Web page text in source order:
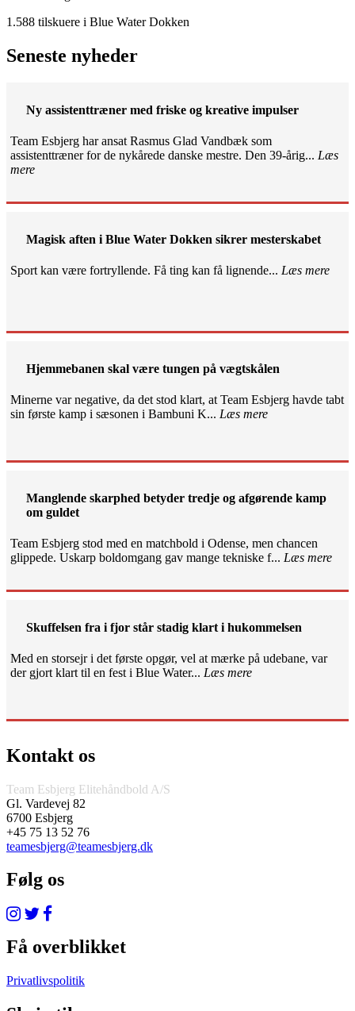
1.588 tilskuere i Blue Water Dokken
Seneste nyheder
Ny assistenttræner med friske og kreative impulser
Team Esbjerg har ansat Rasmus Glad Vandbæk som
assistenttræner for de nykårede danske mestre. Den 39-årig... Læs
mere
Magisk aften i Blue Water Dokken sikrer mesterskabet
Sport kan være fortryllende. Få ting kan få lignende... Læs mere
Hjemmebanen skal være tungen på vægtskålen
Minerne var negative, da det stod klart, at Team Esbjerg havde tabt
sin første kamp i sæsonen i Bambuni K... Læs mere
Manglende skarphed betyder tredje og afgørende kamp
om guldet
Team Esbjerg stod med en matchbold i Odense, men chancen
glippede. Uskarp boldomgang gav mange tekniske f... Læs mere
Skuffelsen fra i fjor står stadig klart i hukommelsen
Med en storsejr i det første opgør, vel at mærke på udebane, var
der gjort klart til en fest i Blue Water... Læs mere
Kontakt os
Team Esbjerg Elitehåndbold A/S
Gl. Vardevej 82
6700 Esbjerg
+45 75 13 52 76
teamesbjerg@teamesbjerg.dk
Følg os
Få overblikket
Privatlivspolitik